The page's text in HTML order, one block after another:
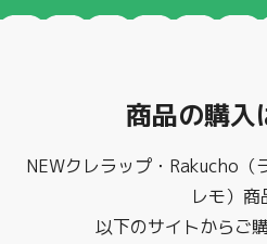
商品の購入
NEWクレラップ・Rakucho（
レモ）商
以下のサイトからご